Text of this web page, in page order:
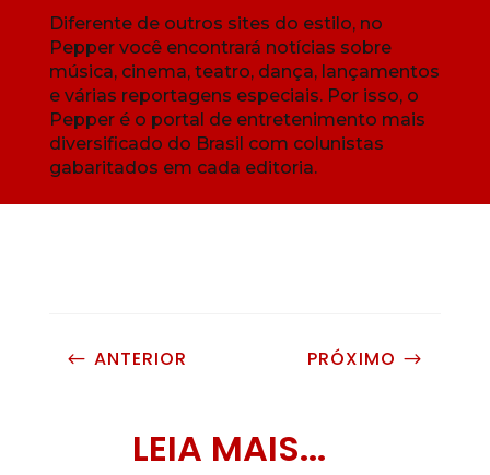
Diferente de outros sites do estilo, no
Pepper você encontrará notícias sobre
música, cinema, teatro, dança, lançamentos
e várias reportagens especiais. Por isso, o
Pepper é o portal de entretenimento mais
diversificado do Brasil com colunistas
gabaritados em cada editoria.
# ANTERIOR PRÓXIMO $
LEIA MAIS...